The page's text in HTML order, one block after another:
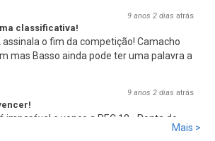
9 anos 2 dias atrás
classificativa!
assinala o fim da competição! Camacho
mas Basso ainda pode ter uma palavra a
9 anos 2 dias atrás
imparável e vence a PEC 18 - Ponta do
mais 2,7s que Basso e mais 17,8sMais >